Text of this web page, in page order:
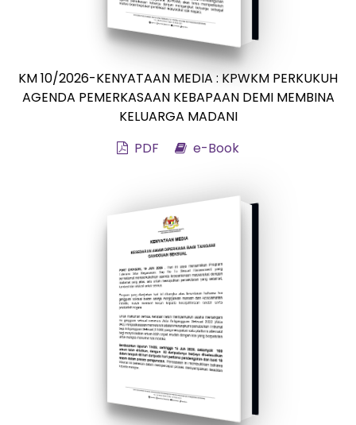
KM 10/2026-KENYATAAN MEDIA : KPWKM PERKUKUH
AGENDA PEMERKASAAN KEBAPAAN DEMI MEMBINA
KELUARGA MADANI
PDF
e-Book